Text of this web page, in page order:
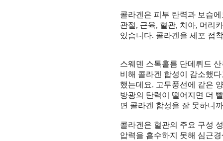
콜라겐은 피부 탄력과 보습
관절, 근육, 혈관, 치아, 머리
있습니다. 콜라겐을 세포 접
스웨덴 스톡홀름 단데뤼드
비해 콜라겐 합성이 감소했
했는데요. 고무풍선에 같은
방광의 탄력이 떨어지면 더
면 콜라겐 합성을 잘 못하니
콜라겐은 혈관의 주요 구성
압력을 흡수하지 못해 심근